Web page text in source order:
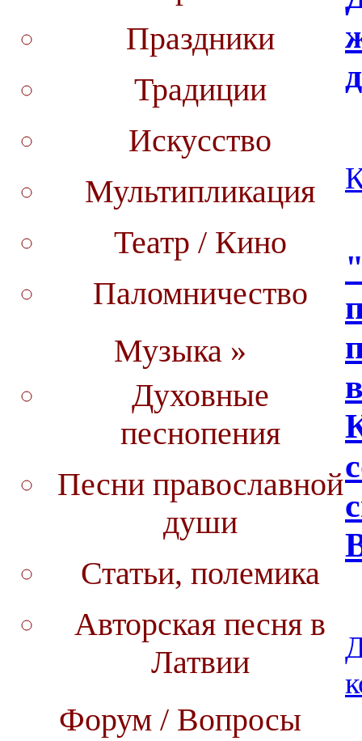
Праздники
Традиции
Искусcтво
Мультипликация
Театр / Кино
Паломничество
Музыка »
Духовные
песнопения
Песни православной
души
Статьи, полемика
Авторская песня в
Латвии
Форум / Вопросы